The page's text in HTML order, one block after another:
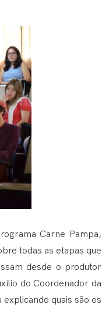
Carne Pampa,
todas as etapas que
desde o produtor
do Coordenador da
quais são os